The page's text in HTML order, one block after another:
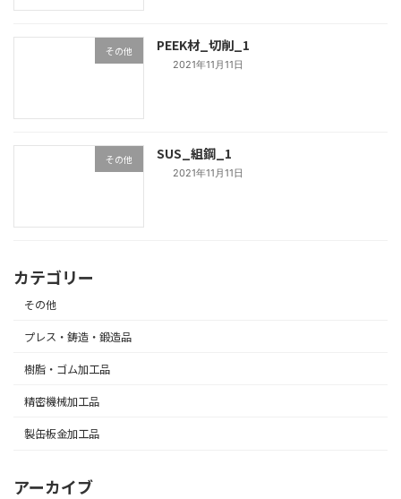
その他 PEEK材_切削_1
2021年11月11日
その他 SUS_組鋼_1
2021年11月11日
カテゴリー
その他
プレス・鋳造・鍛造品
樹脂・ゴム加工品
精密機械加工品
製缶板金加工品
アーカイブ